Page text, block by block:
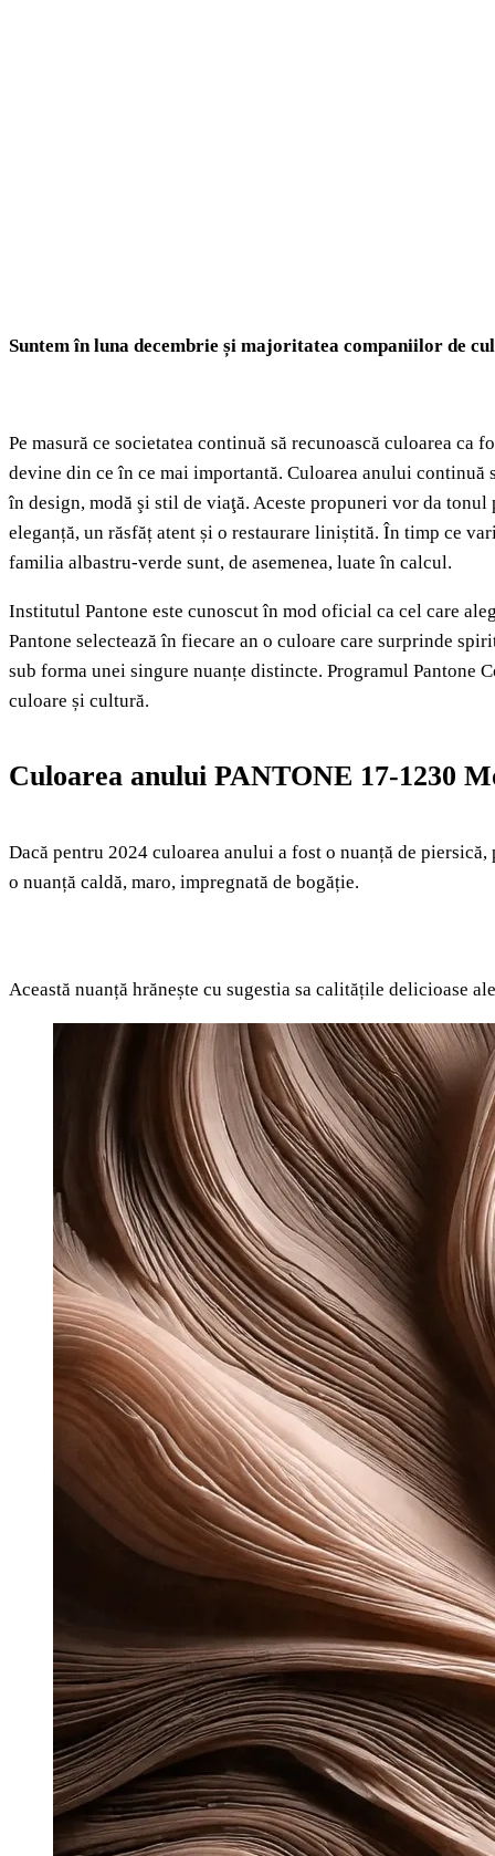
Suntem în luna decembrie și majoritatea companiilor de
Pe masură ce societatea continuă să recunoască culoarea
devine din ce în ce mai importantă. Culoarea anului
în design, modă şi stil de viaţă. Aceste propuneri vor da
eleganță, un răsfăț atent și o restaurare liniștită. În timp ce
familia albastru-verde sunt, de asemenea, luate în calcul.
Institutul Pantone este cunoscut în mod oficial ca cel care
Pantone selectează în fiecare an o culoare care surprinde
sub forma unei singure nuanțe distincte. Programul
culoare și cultură.
Culoarea anului PANTONE 17-1230
Dacă pentru 2024 culoarea anului a fost o nuanță de
o nuanță caldă, maro, impregnată de bogăție.
Această nuanță hrănește cu sugestia sa calitățile delicioase